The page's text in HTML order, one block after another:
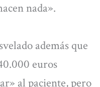
nada».
además que
euros
al paciente, pero